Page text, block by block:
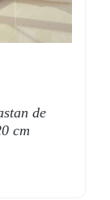
de
cm